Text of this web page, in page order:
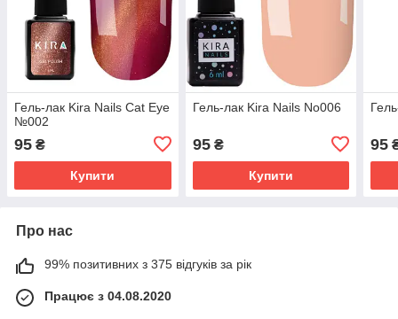
Гель-лак Kira Nails Cat Eye
№002
95 ₴
Купити
Гель-лак Kira Nails No006
95₴
Купити
95
Про нас
99% позитивних з 375 відгуків за рік
Працює з 04.08.2020